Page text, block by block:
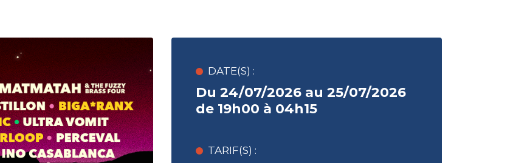
DATE(S) :
Du 24/07/2026 au 25/07/2026
de 19h00 à 04h15
TARIF(S) :